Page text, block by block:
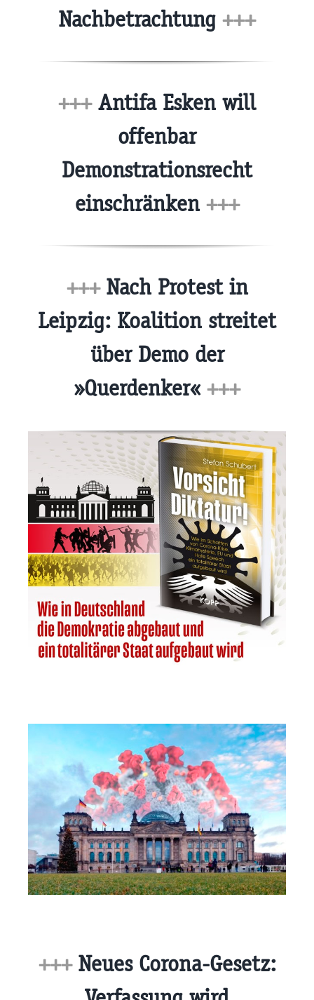
Nachbetrachtung +++
+++Antifa Esken will
offenbar
Demonstrationsrecht
einschränken +++
+++Nach Protest in
Leipzig: Koalition streitet
über Demo der
»Querdenker« +++
+++Neues Corona-Gesetz: